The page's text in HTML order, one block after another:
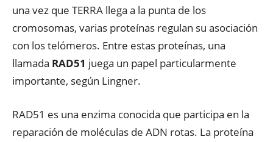
una vez que TERRA llega a la punta de los
cromosomas, varias proteínas regulan su asociación
con los telómeros. Entre estas proteínas, una
llamada RAD51 juega un papel particularmente
importante, según Lingner.
RAD51 es una enzima conocida que participa en la
reparación de moléculas de ADN rotas. La proteína